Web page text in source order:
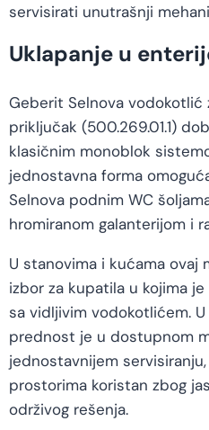
servisirati unutrašnji
Uklapanje u
Geberit Selnova vodokotlić
priključak (500.269.01.1)
klasičnim monoblok
jednostavna forma
Selnova podnim WC
hromiranom galanterijom i
U stanovima i kućama
izbor za kupatila u kojima
sa vidljivim vodokotlićem.
prednost je u dostupnom
jednostavnijem
prostorima koristan zbog
održivog rešenja.